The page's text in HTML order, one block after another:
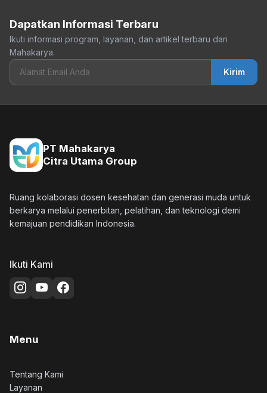
Dapatkan Informasi Terbaru
Ikuti informasi program, layanan, dan artikel terbaru dari
Mahakarya.
Kirim
PT Mahakarya
Citra Utama Group
Ruang kolaborasi dosen kesehatan dan generasi muda untuk
berkarya melalui penerbitan, pelatihan, dan teknologi demi
kemajuan pendidikan Indonesia.
Ikuti Kami
Menu
Tentang Kami
Layanan